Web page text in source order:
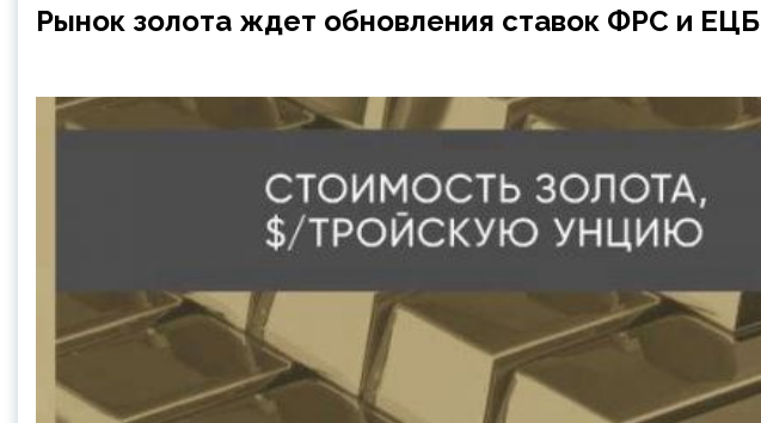
Рынок золота ждет обновления ставок ФРС и ЕЦБ